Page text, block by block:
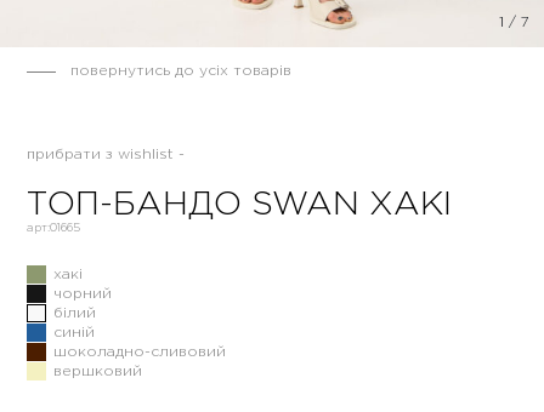
/ 7
повернутись до усіх товарів
прибрати з wishlist -
ТОП-БАНДО SWAN ХАКІ
арт:01665
хакі
чорний
білий
синій
шоколадно-сливовий
вершковий